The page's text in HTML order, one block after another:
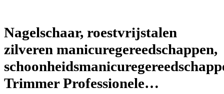
Nagelschaar, roestvrijstalen
zilveren manicuregereedschappen,
Trimmer Professionele…